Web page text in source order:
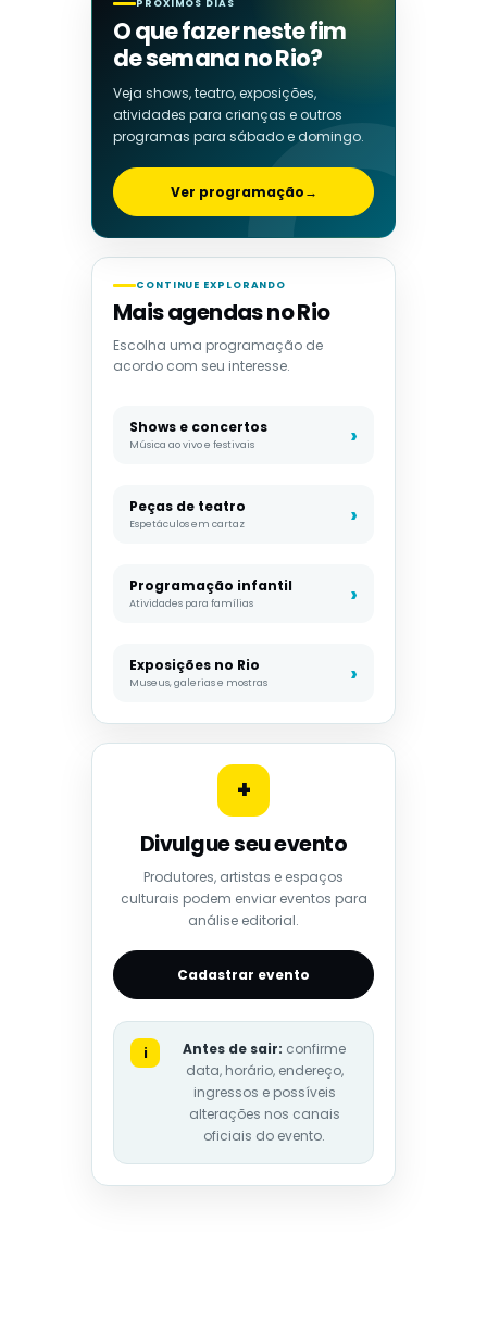
PRÓXIMOS DIAS
O que fazer neste fim
de semana no Rio?
Veja shows, teatro, exposições,
atividades para crianças e outros
programas para sábado e domingo.
Ver programação→
CONTINUE EXPLORANDO
Mais agendas no Rio
Escolha uma programação de
acordo com seu interesse.
Shows e concertos
Música ao vivo e festivais
Peças de teatro
Espetáculos em cartaz
Programação infantil
Atividades para famílias
Exposições no Rio
Museus, galerias e mostras
+
Divulgue seu evento
Produtores, artistas e espaços
culturais podem enviar eventos para
análise editorial.
Cadastrar evento
i Antes de sair: confirme
data, horário, endereço,
ingressos e possíveis
alterações nos canais
oficiais do evento.